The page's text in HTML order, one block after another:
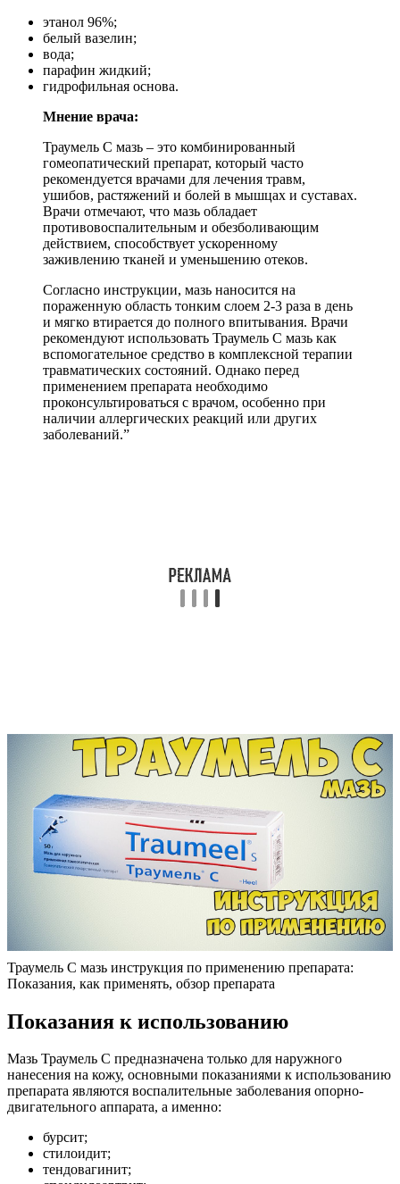
этанол 96%;
белый вазелин;
вода;
парафин жидкий;
гидрофильная основа.
Мнение врача:
Траумель С мазь – это комбинированный
гомеопатический препарат, который часто
рекомендуется врачами для лечения травм,
ушибов, растяжений и болей в мышцах и суставах.
Врачи отмечают, что мазь обладает
противовоспалительным и обезболивающим
действием, способствует ускоренному
заживлению тканей и уменьшению отеков.
Согласно инструкции, мазь наносится на
пораженную область тонким слоем 2-3 раза в день
и мягко втирается до полного впитывания. Врачи
рекомендуют использовать Траумель С мазь как
вспомогательное средство в комплексной терапии
травматических состояний. Однако перед
применением препарата необходимо
проконсультироваться с врачом, особенно при
наличии аллергических реакций или других
заболеваний.”
Траумель С мазь инструкция по применению препарата:
Показания, как применять, обзор препарата
Показания к использованию
Мазь Траумель С предназначена только для наружного
нанесения на кожу, основными показаниями к использованию
препарата являются воспалительные заболевания опорно-
двигательного аппарата, а именно:
бурсит;
стилоидит;
тендовагинит;